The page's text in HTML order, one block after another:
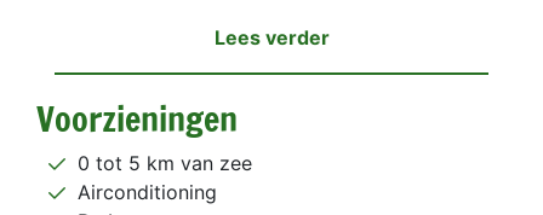
Lees verder
Voorzieningen
0 tot 5 km van zee
Airconditioning